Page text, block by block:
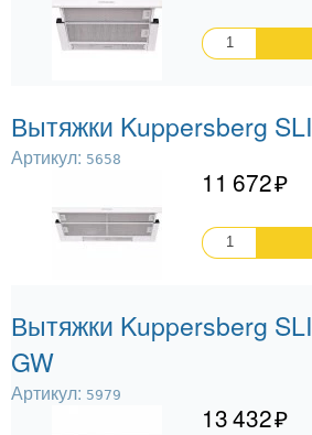
Вытяжки Kuppersberg
Артикул: 5658
11 672
Вытяжки Kuppersberg
GW
Артикул: 5979
13 432